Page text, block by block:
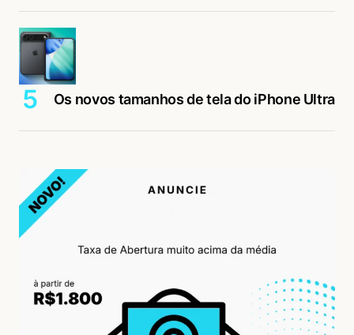
Os novos tamanhos de tela do iPhone Ultra